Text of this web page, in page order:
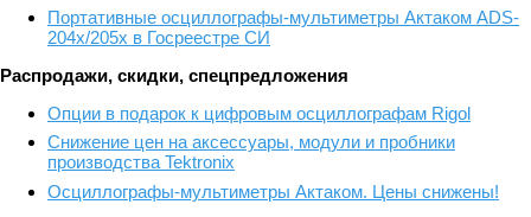
Портативные осциллографы-мультиметры Актаком ADS-
204x/205x в Госреестре СИ
Распродажи, скидки, спецпредложения
Опции в подарок к цифровым осциллографам Rigol
Снижение цен на аксессуары, модули и пробники
производства Tektronix
Осциллографы-мультиметры Актаком. Цены снижены!